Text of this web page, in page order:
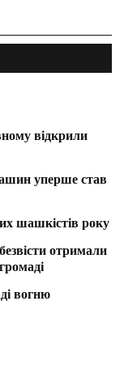
відкрили
уперше став
шашкістів року
отримали
вогню